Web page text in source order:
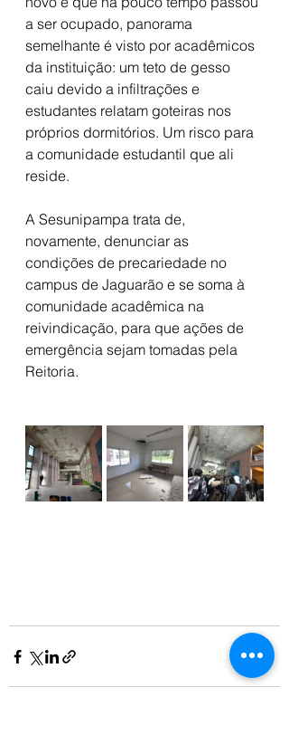
a ser ocupado, panorama
semelhante é visto por acadêmicos
da instituição: um teto de gesso
caiu devido a infiltrações e
estudantes relatam goteiras nos
próprios dormitórios. Um risco para
a comunidade estudantil que ali
reside.
A Sesunipampa trata de,
novamente, denunciar as
condições de precariedade no
campus de Jaguarão e se soma à
comunidade acadêmica na
reivindicação, para que ações de
emergência sejam tomadas pela
Reitoria.